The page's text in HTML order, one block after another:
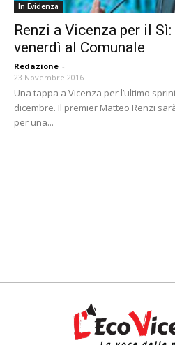
In Evidenza
Renzi a Vicenza per il
venerdì al Comunale
Redazione -
23 Novembre 2016
Una tappa a Vicenza per l’ultimo
dicembre. Il premier Matteo Renzi
per una...